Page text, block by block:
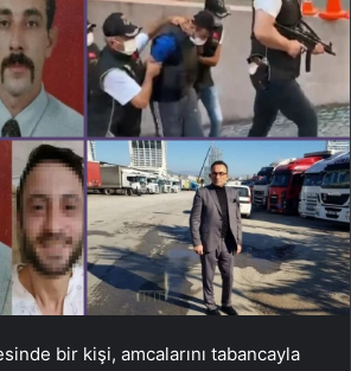
bir kişi, amcalarını tabancayla